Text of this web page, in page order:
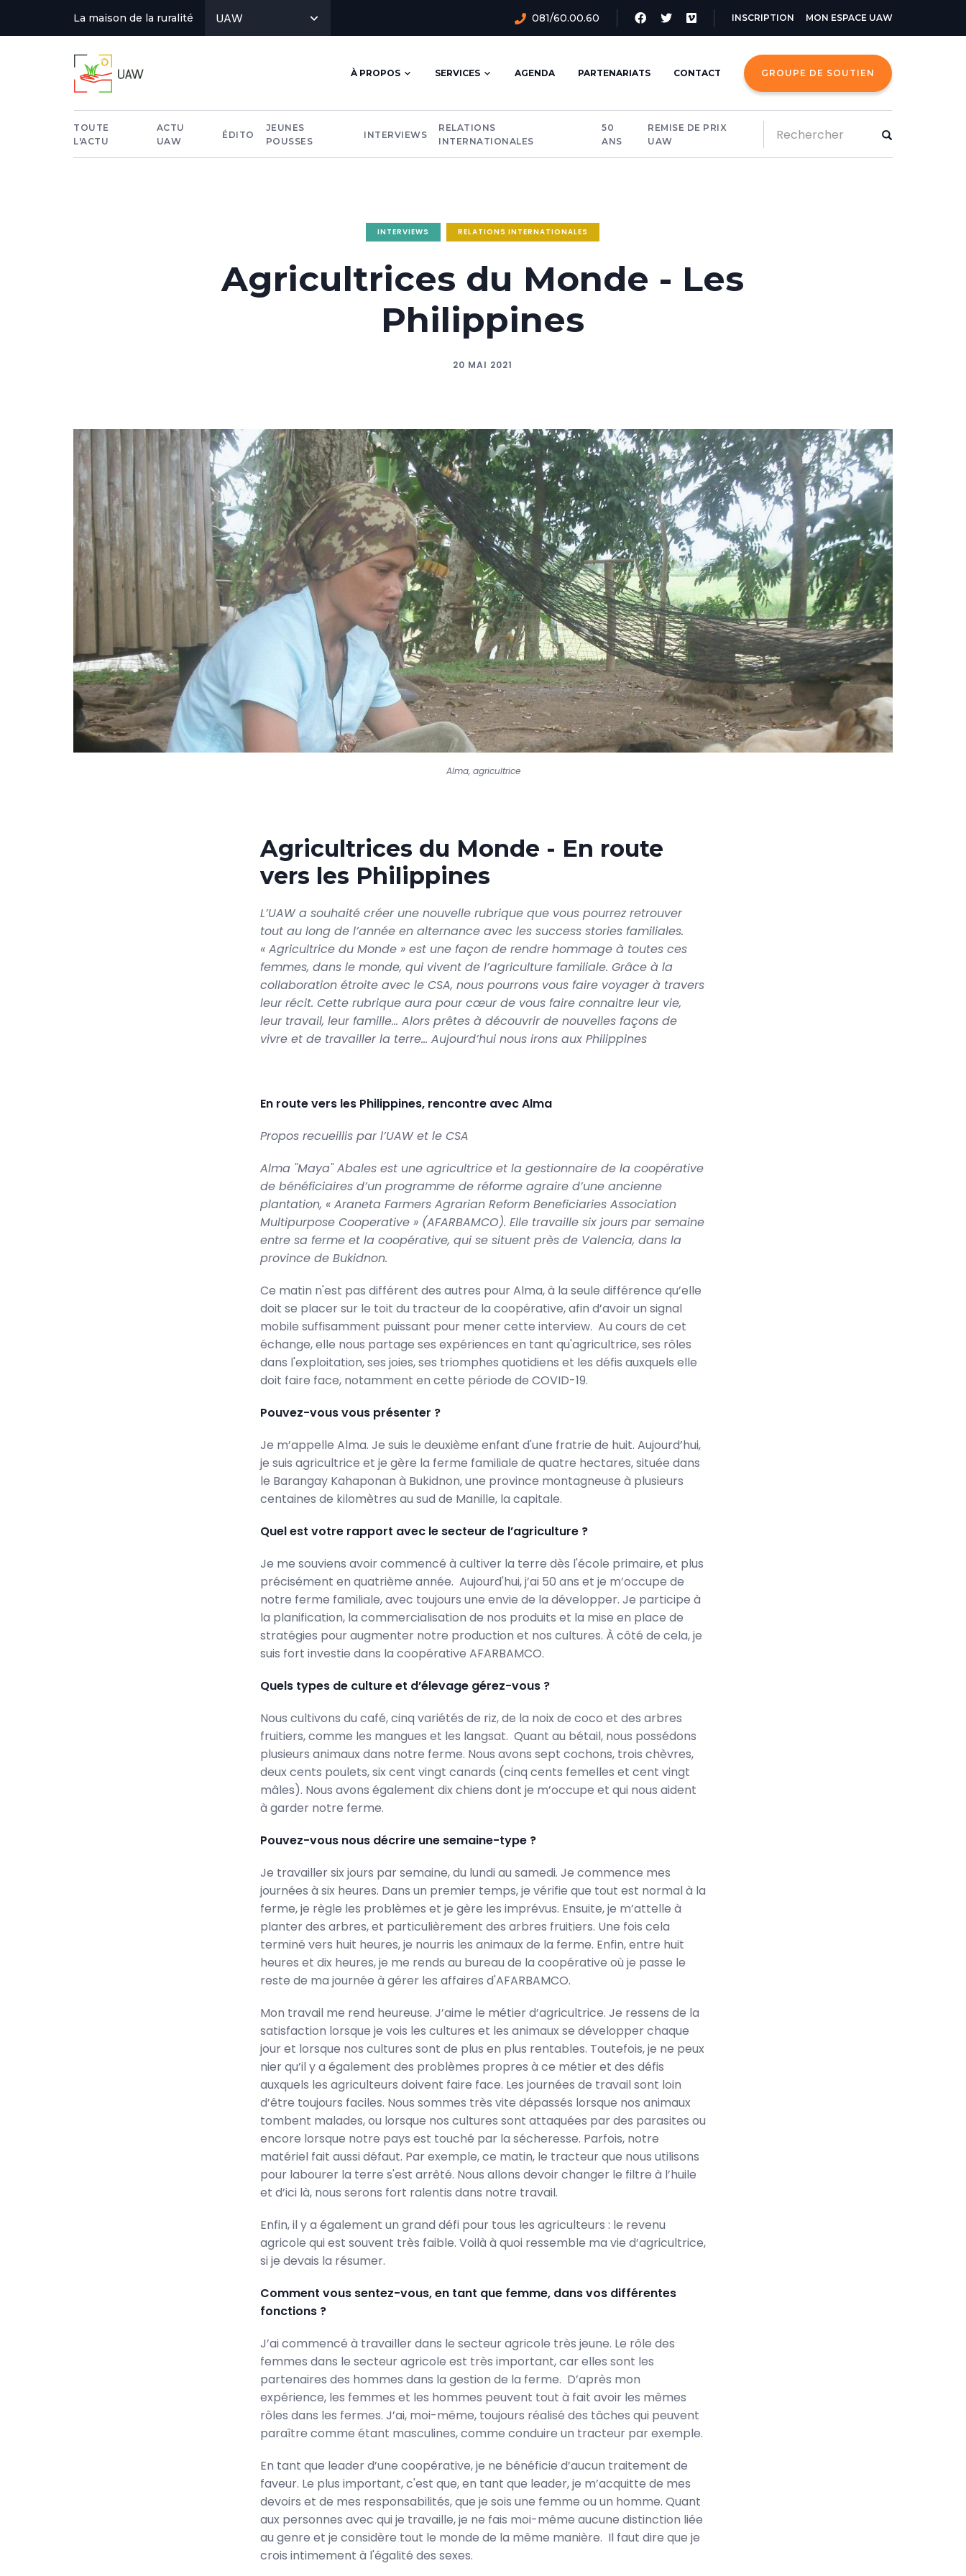
La maison de la ruralité UAW 081/60.00.60
Menu
du
compte
de
l'utilisateur
INSCRIPTION MON ESPACE UAW
Navigation
À PROPOS SERVICES AGENDA PARTENARIATS CONTACT GROUPE DE SOUTIEN
Actus
menu
TOUTE
L'ACTU
ACTU
UAW
ÉDITO
JEUNES
POUSSES
INTERVIEWS
RELATIONS
INTERNATIONALES
50
ANS
REMISE DE PRIX
UAW
Rechercher
INTERVIEWS RELATIONS INTERNATIONALES
Agricultrices du Monde - Les
Philippines
20 MAI 2021
Alma, agricultrice
Agricultrices du Monde - En route
vers les Philippines
L’UAW a souhaité créer une nouvelle rubrique que vous pourrez retrouver
tout au long de l’année en alternance avec les success stories familiales.
« Agricultrice du Monde » est une façon de rendre hommage à toutes ces
femmes, dans le monde, qui vivent de l’agriculture familiale. Grâce à la
collaboration étroite avec le CSA, nous pourrons vous faire voyager à travers
leur récit. Cette rubrique aura pour cœur de vous faire connaitre leur vie,
leur travail, leur famille… Alors prêtes à découvrir de nouvelles façons de
vivre et de travailler la terre… Aujourd’hui nous irons aux Philippines
En route vers les Philippines, rencontre avec Alma
Propos recueillis par l’UAW et le CSA
Alma "Maya" Abales est une agricultrice et la gestionnaire de la coopérative
de bénéficiaires d’un programme de réforme agraire d’une ancienne
plantation, « Araneta Farmers Agrarian Reform Beneficiaries Association
Multipurpose Cooperative » (AFARBAMCO). Elle travaille six jours par semaine
entre sa ferme et la coopérative, qui se situent près de Valencia, dans la
province de Bukidnon.
Ce matin n'est pas différent des autres pour Alma, à la seule différence qu’elle
doit se placer sur le toit du tracteur de la coopérative, afin d’avoir un signal
mobile suffisamment puissant pour mener cette interview. Au cours de cet
échange, elle nous partage ses expériences en tant qu'agricultrice, ses rôles
dans l'exploitation, ses joies, ses triomphes quotidiens et les défis auxquels elle
doit faire face, notamment en cette période de COVID-19.
Pouvez-vous vous présenter ?
Je m’appelle Alma. Je suis le deuxième enfant d'une fratrie de huit. Aujourd’hui,
je suis agricultrice et je gère la ferme familiale de quatre hectares, située dans
le Barangay Kahaponan à Bukidnon, une province montagneuse à plusieurs
centaines de kilomètres au sud de Manille, la capitale.
Quel est votre rapport avec le secteur de l’agriculture ?
Je me souviens avoir commencé à cultiver la terre dès l'école primaire, et plus
précisément en quatrième année. Aujourd'hui, j’ai 50 ans et je m’occupe de
notre ferme familiale, avec toujours une envie de la développer. Je participe à
la planification, la commercialisation de nos produits et la mise en place de
stratégies pour augmenter notre production et nos cultures. À côté de cela, je
suis fort investie dans la coopérative AFARBAMCO.
Quels types de culture et d’élevage gérez-vous ?
Nous cultivons du café, cinq variétés de riz, de la noix de coco et des arbres
fruitiers, comme les mangues et les langsat. Quant au bétail, nous possédons
plusieurs animaux dans notre ferme. Nous avons sept cochons, trois chèvres,
deux cents poulets, six cent vingt canards (cinq cents femelles et cent vingt
mâles). Nous avons également dix chiens dont je m’occupe et qui nous aident
à garder notre ferme.
Pouvez-vous nous décrire une semaine-type ?
Je travailler six jours par semaine, du lundi au samedi. Je commence mes
journées à six heures. Dans un premier temps, je vérifie que tout est normal à la
ferme, je règle les problèmes et je gère les imprévus. Ensuite, je m’attelle à
planter des arbres, et particulièrement des arbres fruitiers. Une fois cela
terminé vers huit heures, je nourris les animaux de la ferme. Enfin, entre huit
heures et dix heures, je me rends au bureau de la coopérative où je passe le
reste de ma journée à gérer les affaires d'AFARBAMCO.
Mon travail me rend heureuse. J’aime le métier d’agricultrice. Je ressens de la
satisfaction lorsque je vois les cultures et les animaux se développer chaque
jour et lorsque nos cultures sont de plus en plus rentables. Toutefois, je ne peux
nier qu’il y a également des problèmes propres à ce métier et des défis
auxquels les agriculteurs doivent faire face. Les journées de travail sont loin
d’être toujours faciles. Nous sommes très vite dépassés lorsque nos animaux
tombent malades, ou lorsque nos cultures sont attaquées par des parasites ou
encore lorsque notre pays est touché par la sécheresse. Parfois, notre
matériel fait aussi défaut. Par exemple, ce matin, le tracteur que nous utilisons
pour labourer la terre s'est arrêté. Nous allons devoir changer le filtre à l’huile
et d’ici là, nous serons fort ralentis dans notre travail.
Enfin, il y a également un grand défi pour tous les agriculteurs : le revenu
agricole qui est souvent très faible. Voilà à quoi ressemble ma vie d’agricultrice,
si je devais la résumer.
Comment vous sentez-vous, en tant que femme, dans vos différentes
fonctions ?
J’ai commencé à travailler dans le secteur agricole très jeune. Le rôle des
femmes dans le secteur agricole est très important, car elles sont les
partenaires des hommes dans la gestion de la ferme. D’après mon
expérience, les femmes et les hommes peuvent tout à fait avoir les mêmes
rôles dans les fermes. J’ai, moi-même, toujours réalisé des tâches qui peuvent
paraître comme étant masculines, comme conduire un tracteur par exemple.
En tant que leader d’une coopérative, je ne bénéficie d’aucun traitement de
faveur. Le plus important, c'est que, en tant que leader, je m’acquitte de mes
devoirs et de mes responsabilités, que je sois une femme ou un homme. Quant
aux personnes avec qui je travaille, je ne fais moi-même aucune distinction liée
au genre et je considère tout le monde de la même manière. Il faut dire que je
crois intimement à l'égalité des sexes.